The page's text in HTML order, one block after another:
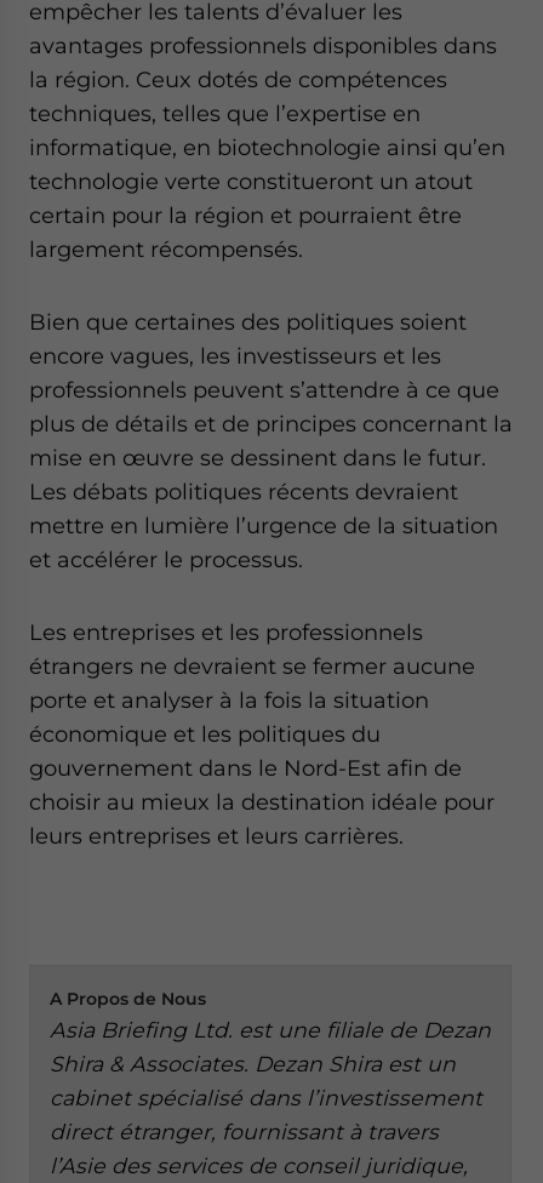
empêcher les talents d’évaluer les
avantages professionnels disponibles dans
la région. Ceux dotés de compétences
techniques, telles que l’expertise en
informatique, en biotechnologie ainsi qu’en
technologie verte constitueront un atout
certain pour la région et pourraient être
largement récompensés.
Bien que certaines des politiques soient
encore vagues, les investisseurs et les
professionnels peuvent s’attendre à ce que
plus de détails et de principes concernant la
mise en œuvre se dessinent dans le futur.
Les débats politiques récents devraient
mettre en lumière l’urgence de la situation
et accélérer le processus.
Les entreprises et les professionnels
étrangers ne devraient se fermer aucune
porte et analyser à la fois la situation
économique et les politiques du
gouvernement dans le Nord-Est afin de
choisir au mieux la destination idéale pour
leurs entreprises et leurs carrières.
APropos de Nous
Asia Briefing Ltd. est une filiale de Dezan
Shira & Associates. Dezan Shira est un
cabinet spécialisé dans l’investissement
direct étranger, fournissant à travers
l’Asie des services de conseil juridique,